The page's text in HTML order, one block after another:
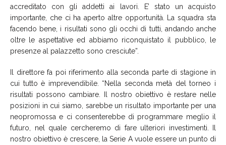
accreditato con gli addetti ai lavori. E’ stato un acquisto
importante, che ci ha aperto altre opportunità. La squadra sta
facendo bene, i risultati sono gli occhi di tutti, andando anche
oltre le aspettative ed abbiamo riconquistato il pubblico, le
presenze al palazzetto sono cresciute”.
Il direttore fa poi riferimento alla seconda parte di stagione in
cui tutto è imprevendibile. “Nella seconda metà del torneo i
risultati possono cambiare. Il nostro obiettivo è restare nelle
posizioni in cui siamo, sarebbe un risultato importante per una
neopromossa e ci consenterebbe di programmare meglio il
futuro, nel quale cercheremo di fare ulteriori investimenti. Il
nostro obiettivo è crescere, la Serie A vuole essere un punto di